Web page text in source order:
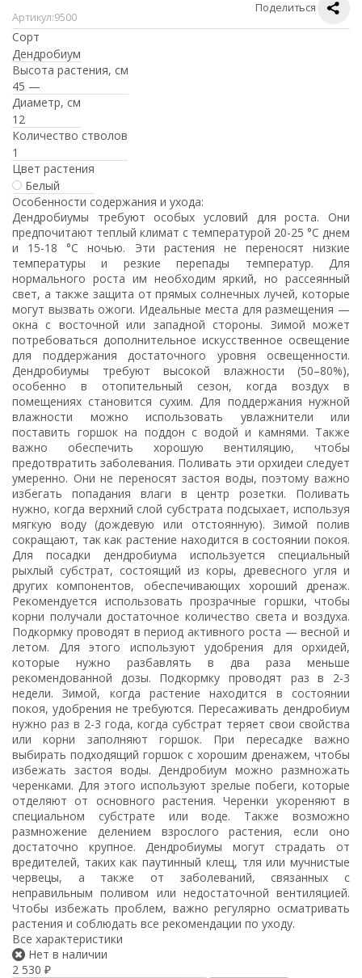
Артикул:9500
Поделиться
Сорт
Дендробиум
Высота растения, см
45 —
Диаметр, см
12
Количество стволов
1
Цвет растения
Белый
Особенности содержания и ухода:
Дендробиумы требуют особых условий для роста. Они
предпочитают теплый климат с температурой 20-25 °C днем
и 15-18 °C ночью. Эти растения не переносят низкие
температуры и резкие перепады температур. Для
нормального роста им необходим яркий, но рассеянный
свет, а также защита от прямых солнечных лучей, которые
могут вызвать ожоги. Идеальные места для размещения —
окна с восточной или западной стороны. Зимой может
потребоваться дополнительное искусственное освещение
для поддержания достаточного уровня освещенности.
Дендробиумы требуют высокой влажности (50–80%),
особенно в отопительный сезон, когда воздух в
помещениях становится сухим. Для поддержания нужной
влажности можно использовать увлажнители или
поставить горшок на поддон с водой и камнями. Также
важно обеспечить хорошую вентиляцию, чтобы
предотвратить заболевания. Поливать эти орхидеи следует
умеренно. Они не переносят застоя воды, поэтому важно
избегать попадания влаги в центр розетки. Поливать
нужно, когда верхний слой субстрата подсыхает, используя
мягкую воду (дождевую или отстоянную). Зимой полив
сокращают, так как растение находится в состоянии покоя.
Для посадки дендробиума используется специальный
рыхлый субстрат, состоящий из коры, древесного угля и
других компонентов, обеспечивающих хороший дренаж.
Рекомендуется использовать прозрачные горшки, чтобы
корни получали достаточное количество света и воздуха.
Подкормку проводят в период активного роста — весной и
летом. Для этого используют удобрения для орхидей,
которые нужно разбавлять в два раза меньше
рекомендованной дозы. Подкормку проводят раз в 2-3
недели. Зимой, когда растение находится в состоянии
покоя, удобрения не требуются. Пересаживать дендробиум
нужно раз в 2-3 года, когда субстрат теряет свои свойства
или корни заполняют горшок. При пересадке важно
выбирать подходящий горшок с хорошим дренажем, чтобы
избежать застоя воды. Дендробиум можно размножать
черенками. Для этого используют зрелые побеги, которые
отделяют от основного растения. Черенки укореняют в
специальном субстрате или воде. Также возможно
размножение делением взрослого растения, если оно
достаточно крупное. Дендробиумы могут страдать от
вредителей, таких как паутинный клещ, тля или мучнистые
червецы, а также от заболеваний, связанных с
неправильным поливом или недостаточной вентиляцией.
Чтобы избежать проблем, важно регулярно осматривать
растения и соблюдать все рекомендации по уходу.
Все характеристики
Нет в наличии
2 530 ₽